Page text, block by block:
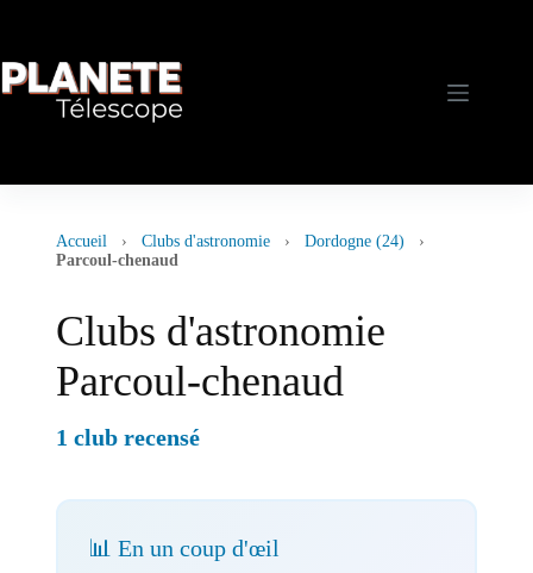
Accueil › Clubs d'astronomie › Dordogne (24)
›
Parcoul-chenaud
Clubs d'astronomie
Parcoul-chenaud
1 club recensé
📊 En un coup d'œil